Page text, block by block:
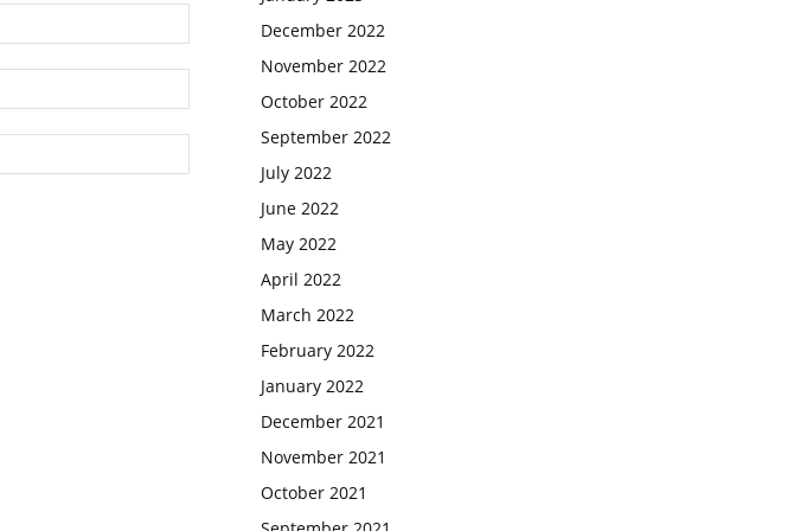
December 2022
November 2022
October 2022
September 2022
July 2022
June 2022
May 2022
April 2022
March 2022
February 2022
January 2022
December 2021
November 2021
October 2021